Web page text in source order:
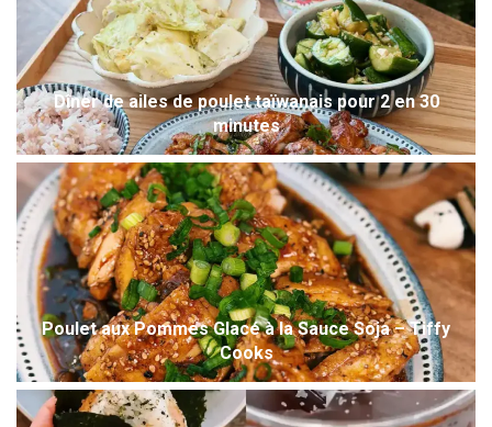
Dîner de ailes de poulet taïwanais pour 2 en 30
minutes
Poulet aux Pommes Glacé à la Sauce Soja – Tiffy
Cooks